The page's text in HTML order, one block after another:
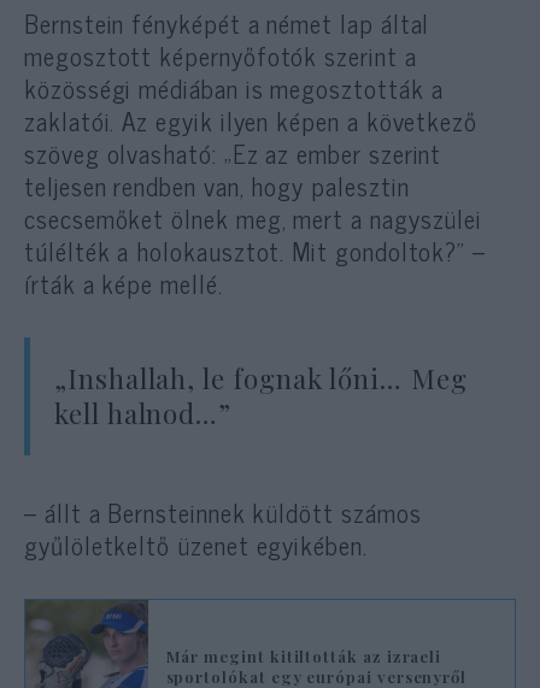
Bernstein fényképét a német lap által
megosztott képernyőfotók szerint a
közösségi médiában is megosztották a
zaklatói. Az egyik ilyen képen a következő
szöveg olvasható: „Ez az ember szerint
teljesen rendben van, hogy palesztin
csecsemőket ölnek meg, mert a nagyszülei
túlélték a holokausztot. Mit gondoltok?” –
írták a képe mellé.
„Inshallah, le fognak lőni… Meg
kell halnod…”
– állt a Bernsteinnek küldött számos
gyűlöletkeltő üzenet egyikében.
Már megint kitiltották az izraeli
sportolókat egy európai versenyről